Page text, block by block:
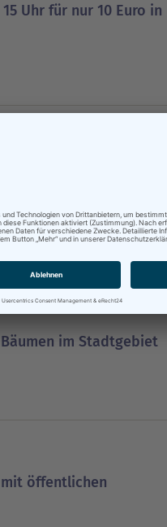
Uhr für nur 10 Euro in
erhielten bislang
im Stadtgebiet
öffentlichen